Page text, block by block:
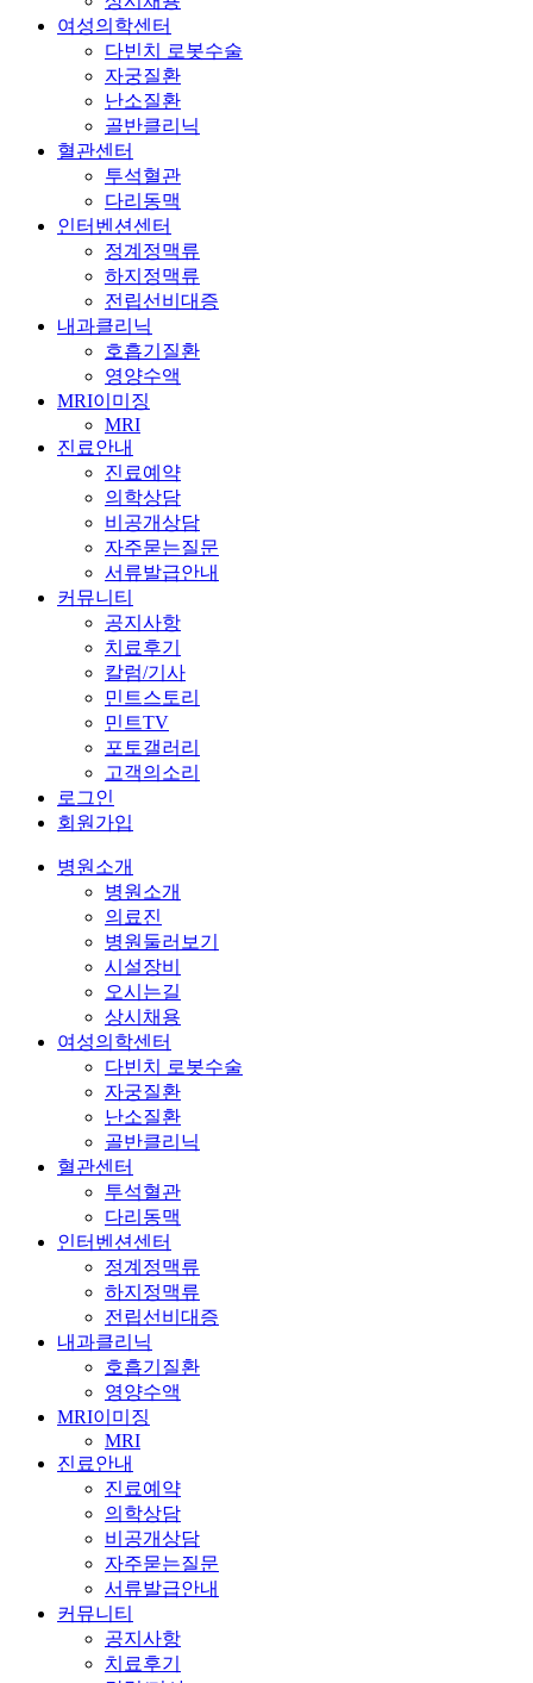
여성의학센터
다빈치 로봇수술
자궁질환
난소질환
골반클리닉
혈관센터
투석혈관
다리동맥
인터벤션센터
정계정맥류
하지정맥류
전립선비대증
내과클리닉
호흡기질환
영양수액
MRI이미징
MRI
진료안내
진료예약
의학상담
비공개상담
자주묻는질문
서류발급안내
커뮤니티
공지사항
치료후기
칼럼/기사
민트스토리
민트TV
포토갤러리
고객의소리
로그인
회원가입
병원소개
병원소개
의료진
병원둘러보기
시설장비
오시는길
상시채용
여성의학센터
다빈치 로봇수술
자궁질환
난소질환
골반클리닉
혈관센터
투석혈관
다리동맥
인터벤션센터
정계정맥류
하지정맥류
전립선비대증
내과클리닉
호흡기질환
영양수액
MRI이미징
MRI
진료안내
진료예약
의학상담
비공개상담
자주묻는질문
서류발급안내
커뮤니티
공지사항
치료후기